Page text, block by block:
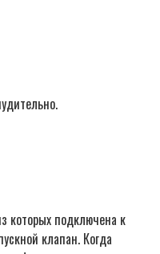
которых подключена к
клапан. Когда